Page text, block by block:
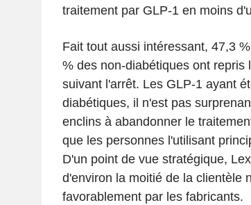
traitement par GLP-1 en moins
Fait tout aussi intéressant, 47,3
% des non-diabétiques ont repris
suivant l'arrêt. Les GLP-1 ayant
diabétiques, il n'est pas
enclins à abandonner le
que les personnes l'utilisant
D'un point de vue stratégique,
d'environ la moitié de la clientèle
favorablement par les fabricants.